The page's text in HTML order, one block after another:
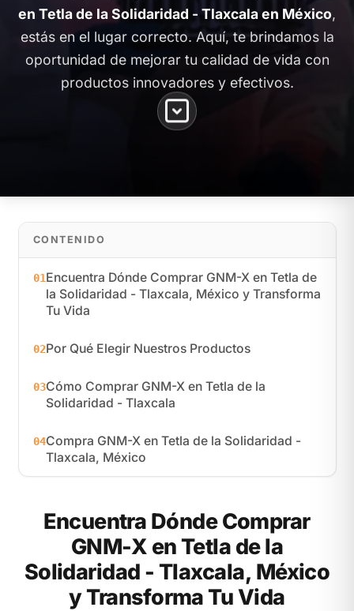
en Tetla de la Solidaridad - Tlaxcala en México,
estás en el lugar correcto. Aquí, te brindamos la
oportunidad de mejorar tu calidad de vida con
productos innovadores y efectivos.
CONTENIDO
01Encuentra Dónde Comprar GNM-X en Tetla de
la Solidaridad - Tlaxcala, México y Transforma
Tu Vida
02Por Qué Elegir Nuestros Productos
03Cómo Comprar GNM-X en Tetla de la
Solidaridad - Tlaxcala
04Compra GNM-X en Tetla de la Solidaridad -
Tlaxcala, México
Encuentra Dónde Comprar
GNM-X en Tetla de la
Solidaridad - Tlaxcala, México
y Transforma Tu Vida